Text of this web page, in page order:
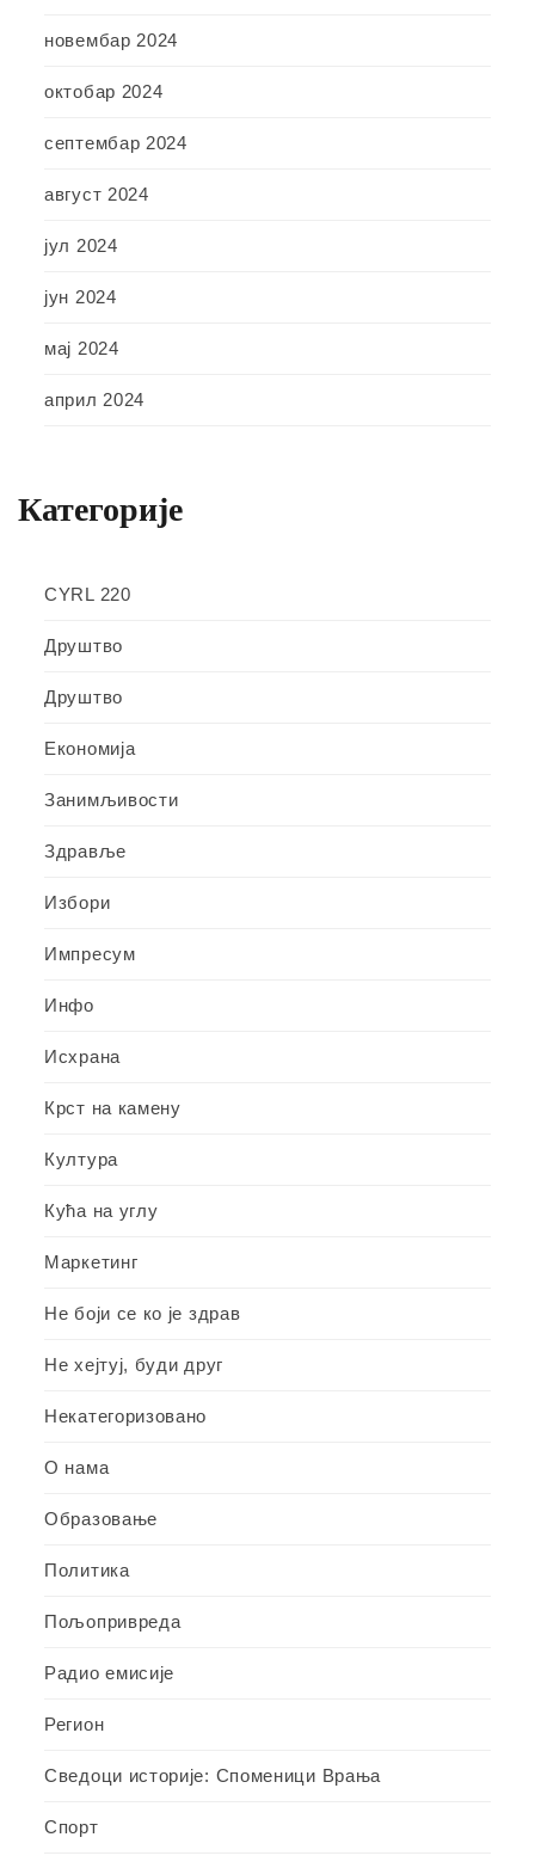
новембар 2024
октобар 2024
септембар 2024
август 2024
јул 2024
јун 2024
мај 2024
април 2024
Категорије
CYRL 220
Друштво
Друштво
Економија
Занимљивости
Здравље
Избори
Импресум
Инфо
Исхрана
Крст на камену
Култура
Кућа на углу
Маркетинг
Не боји се ко је здрав
Не хејтуј, буди друг
Некатегоризовано
О нама
Образовање
Политика
Пољопривреда
Радио емисије
Регион
Сведоци историје: Споменици Врања
Спорт